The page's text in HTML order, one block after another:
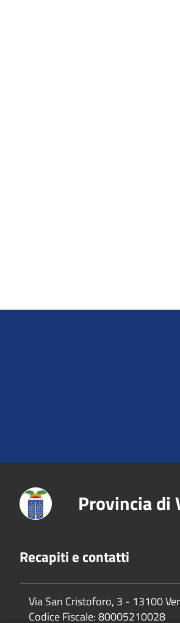
Provincia di
Recapiti e contatti
Via San Cristoforo, 3 - 13100
Codice Fiscale:80005210028